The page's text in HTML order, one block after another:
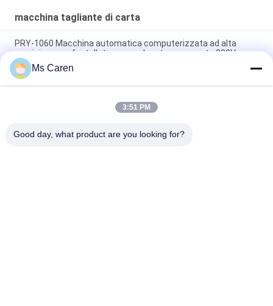
macchina tagliante di carta
PRY-1060 Macchina automatica computerizzata ad alta
precisione per fustellatura e cordonatura per carta 380V
TYMK macchina di stampaggio a caldo e di taglio a stampo
con alimentatore automatico serie ZS
PRY-2000 Macchina di taglio a stampo rotativo di cartone a
Ms Caren
3:51 PM
Good day, what product are you looking for?